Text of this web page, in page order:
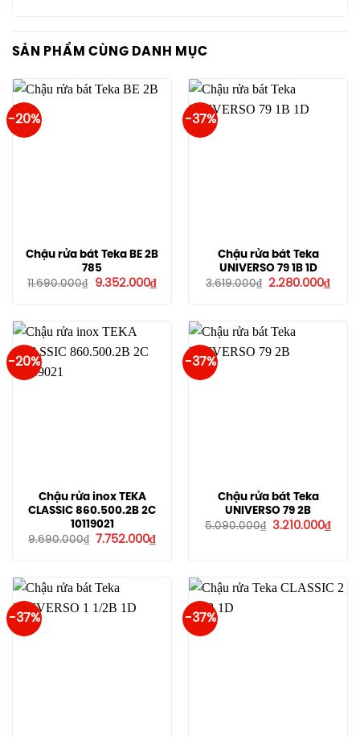
SẢN PHẨM CÙNG DANH MỤC
-20%
Chậu rửa bát Teka BE 2B
785
11.690.000₫
Giá
9.352.000₫Giá
hiện
9.352.000₫.
-37%
Chậu rửa bát Teka
UNIVERSO 79 1B 1D
3.619.000₫
Giá
2.280.000₫Giá
hiện
-20%
Chậu rửa inox TEKA
CLASSIC 860.500.2B 2C
10119021
9.690.000₫ Giá
7.752.000₫Giá
hiện
7.752.000₫.
-37%
Chậu rửa bát Teka
UNIVERSO 79 2B
5.090.000₫ Giá
3.210.000₫Giá
hiện
-37% -37%